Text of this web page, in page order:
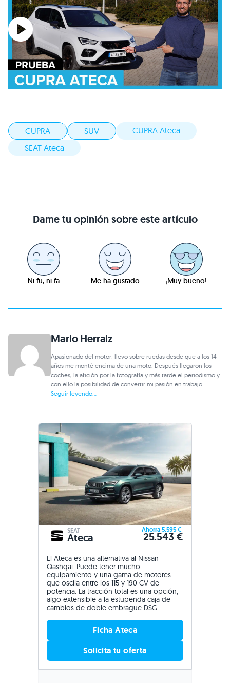
CUPRA SUV
CUPRA Ateca
SEAT Ateca
Dame tu opinión sobre este artículo
Ni fu, ni fa Me ha gustado ¡Muy bueno!
Mario Herraiz
Apasionado del motor, llevo sobre ruedas desde que a los 14
años me monté encima de una moto. Después llegaron los
coches, la afición por la fotografía y más tarde el periodismo y
con ello la posibilidad de convertir mi pasión en trabajo.
Seguir leyendo...
SEAT
Ateca
Ahorra 5.595 €
25.543 €
El Ateca es una alternativa al Nissan
Qashqai. Puede tener mucho
equipamiento y una gama de motores
que oscila entre los 115 y 190 CV de
potencia. La tracción total es una opción,
algo extensible a la estupenda caja de
cambios de doble embrague DSG.
Ficha Ateca
Solicita tu oferta